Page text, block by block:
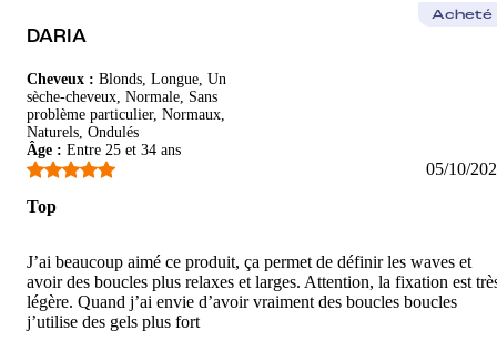
J'aime beaucoup ce produit. Il ne cartonne pas les cheveux, il
5/5
Emilie
Belle découverte, bonne odeur
5/5
DARIA
Cheveux : Blonds, Longue, Un
sèche-cheveux, Normale, Sans
problème particulier, Normaux,
Naturels, Ondulés
Âge : Entre 25 et 34 ans
Acheté
05/10/
Top
J’ai beaucoup aimé ce produit, ça permet de définir les waves et
avoir des boucles plus relaxes et larges. Attention, la fixation est
légère. Quand j’ai envie d’avoir vraiment des boucles boucles
j’utilise des gels plus fort